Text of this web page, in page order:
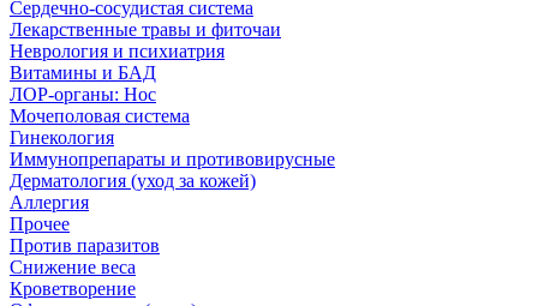
Сердечно-сосудистая система
Лекарственные травы и фиточаи
Неврология и психиатрия
Витамины и БАД
ЛОР-органы: Нос
Мочеполовая система
Гинекология
Иммунопрепараты и противовирусные
Дерматология (уход за кожей)
Аллергия
Прочее
Против паразитов
Снижение веса
Кроветворение